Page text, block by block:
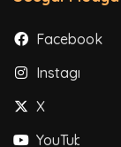
Facebook
Instagram
X
YouTube